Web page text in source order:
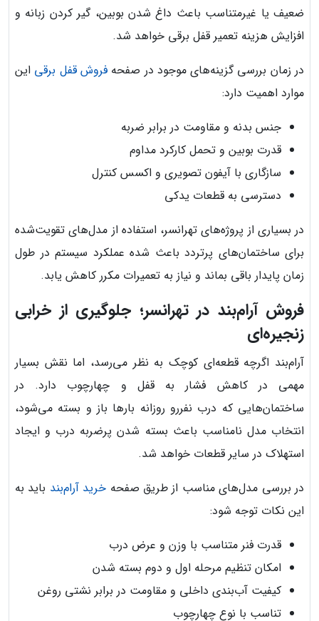
ضعیف یا غیرمتناسب باعث داغ شدن بوبین، گیر کردن زبانه و
افزایش هزینه تعمیر قفل برقی خواهد شد.
در زمان بررسی گزینه‌های موجود در صفحهفروش قفل برقی این
موارد اهمیت دارد:
جنس بدنه و مقاومت در برابر ضربه
قدرت بوبین و تحمل کارکرد مداوم
سازگاری با آیفون تصویری و اکسس کنترل
دسترسی به قطعات یدکی
در بسیاری از پروژه‌های تهرانسر، استفاده از مدل‌های تقویت‌شده
برای ساختمان‌های پرتردد باعث شده عملکرد سیستم در طول
زمان پایدار باقی بماند و نیاز به تعمیرات مکرر کاهش یابد.
فروش آرام‌بند در تهرانسر؛ جلوگیری از خرابی
زنجیره‌ای
آرام‌بند اگرچه قطعه‌ای کوچک به نظر می‌رسد، اما نقش بسیار
مهمی در کاهش فشار به قفل و چهارچوب دارد. در
ساختمان‌هایی که درب نفررو روزانه بارها باز و بسته می‌شود،
انتخاب مدل نامناسب باعث بسته شدن پرضربه درب و ایجاد
استهلاک در سایر قطعات خواهد شد.
در بررسی مدل‌های مناسب از طریق صفحه خرید آرام‌بند باید به
این نکات توجه شود:
قدرت فنر متناسب با وزن و عرض درب
امکان تنظیم مرحله اول و دوم بسته شدن
کیفیت آب‌بندی داخلی و مقاومت در برابر نشتی روغن
تناسب با نوع چهارچوب